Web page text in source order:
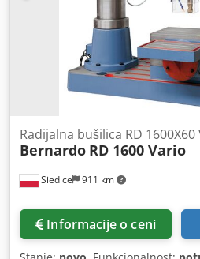
Siedlce 911 km
Radijalna bušilica RD 1600X60
Bernardo RD 1600 Vario
Informacije o ceni